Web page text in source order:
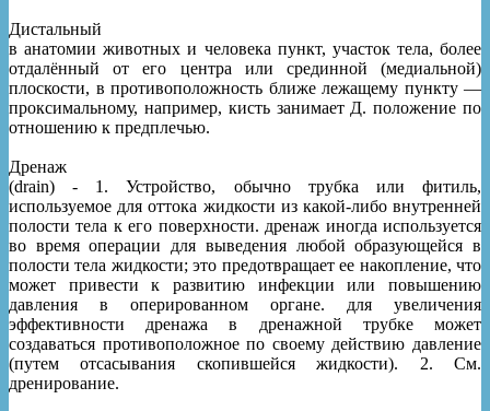
Дистальный
в анатомии животных и человека пункт, участок тела, более
отдалённый от его центра или срединной (медиальной)
плоскости, в противоположность ближе лежащему пункту —
проксимальному, например, кисть занимает Д. положение по
отношению к предплечью.
Дренаж
(drain) - 1. Устройство, обычно трубка или фитиль,
используемое для оттока жидкости из какой-либо внутренней
полости тела к его поверхности. дренаж иногда используется
во время операции для выведения любой образующейся в
полости тела жидкости; это предотвращает ее накопление, что
может привести к развитию инфекции или повышению
давления в оперированном органе. для увеличения
эффективности дренажа в дренажной трубке может
создаваться противоположное по своему действию давление
(путем отсасывания скопившейся жидкости). 2. См.
дренирование.